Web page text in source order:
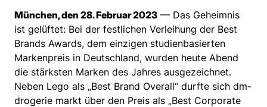
München, den 28. Februar 2023 — Das Geheimnis
ist gelüftet: Bei der festlichen Verleihung der Best
Brands Awards, dem einzigen studienbasierten
Markenpreis in Deutschland, wurden heute Abend
die stärksten Marken des Jahres ausgezeichnet.
Neben Lego als „Best Brand Overall“ durfte sich dm-
drogerie markt über den Preis als „Best Corporate